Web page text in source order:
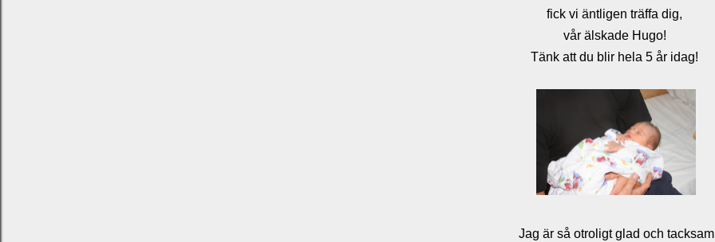
fick vi äntligen träffa dig,
vår älskade Hugo!
Tänk att du blir hela 5 år idag!
Jag är så otroligt glad och tacksam